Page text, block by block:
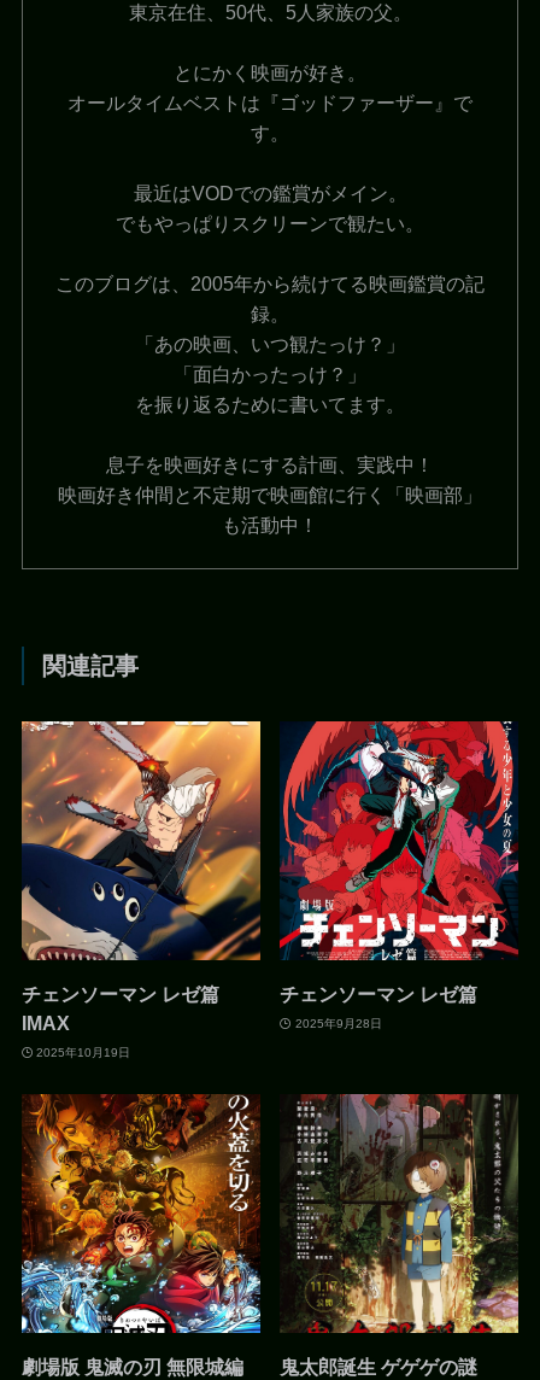
東京在住、50代、5人家族の父。
とにかく映画が好き。
オールタイムベストは『ゴッドファーザー』で
す。
最近はVODでの鑑賞がメイン。
でもやっぱりスクリーンで観たい。
このブログは、2005年から続けてる映画鑑賞の記
録。
「あの映画、いつ観たっけ？」
「面白かったっけ？」
を振り返るために書いてます。
息子を映画好きにする計画、実践中！
映画好き仲間と不定期で映画館に行く「映画部」
も活動中！
関連記事
チェンソーマン レゼ篇
IMAX
2025年10月19日
チェンソーマン レゼ篇
2025年9月28日
劇場版 鬼滅の刃 無限城編 鬼太郎誕生 ゲゲゲの謎